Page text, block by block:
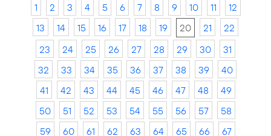
1 2 3 4 5 6 7 8 9 10 11
12
13
14 15 16 17 18 19 20 21
22
23
24 25 26 27 28 29 30
31
32
33 34 35 36 37 38 39
40
41
42 43 44 45 46 47 48
49
50
51 52 53 54 55 56 57
58
59
60 61 62 63 64 65 66
67